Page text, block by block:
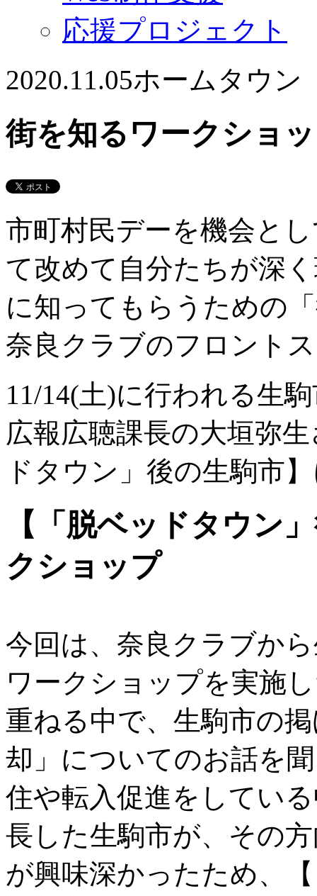
応援プロジェクト
2020.11.05ホームタウン
街を知るワークショ
市町村民デーを機会と
て改めて自分たちが深
に知ってもらうための
奈良クラブのフロント
11/14(土)に行われる生
広報広聴課長の大垣弥
ドタウン」後の生駒市
【「脱ベッドタウン
クショップ
今回は、奈良クラブか
ワークショップを実施
重ねる中で、生駒市の
却」についてのお話を
住や転入促進をしてい
長した生駒市が、その
が興味深かったため、